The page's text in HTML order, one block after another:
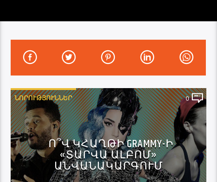
ՆՈՐՈՒԹՅՈՒՆՆԵՐ 0
Ո՞Վ ԿՀԱՂԹԻ GRAMMY-Ի
«ՏԱՐՎԱ ԱԼԲՈՄ»
ԱՆՎԱՆԱԿԱՐԳՈՒՄ